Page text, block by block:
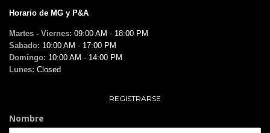
Horario de MG y P&A
Martes - Viernes: 09:00 AM - 18:00 PM
Sabado: 10:00 AM - 17:00 PM
Domingo: 10:00 AM - 14:00 PM
Lunes: Closed
REGISTRARSE
Nombre